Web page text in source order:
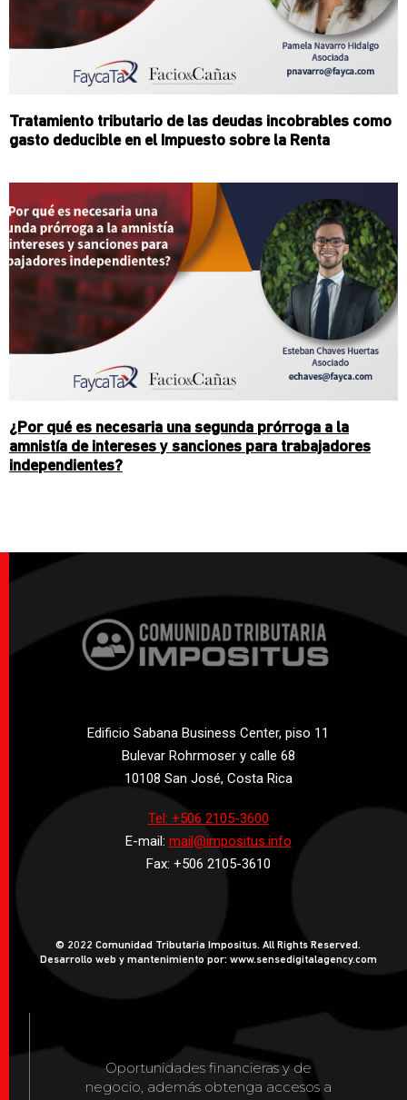
Tratamiento tributario de las deudas incobrables como
gasto deducible en el Impuesto sobre la Renta
¿Por qué es necesaria una segunda prórroga a la
amnistía de intereses y sanciones para trabajadores
independientes?
Edificio Sabana Business Center, piso 11
Bulevar Rohrmoser y calle 68
10108 San José, Costa Rica
Tel: +506 2105-3600
E-mail: mail@impositus.info
Fax: +506 2105-3610
© 2022 Comunidad Tributaria Impositus. All Rights Reserved.
Desarrollo web y mantenimiento por: www.sensedigitalagency.com
Oportunidades financieras y de
negocio, además obtenga accesos a